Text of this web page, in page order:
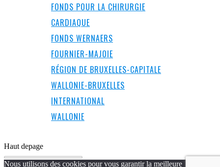
FONDS POUR LA CHIRURGIE
CARDIAQUE
FONDS WERNAERS
FOURNIER-MAJOIE
RÉGION DE BRUXELLES-CAPITALE
WALLONIE-BRUXELLES
INTERNATIONAL
WALLONIE
Haut depage
Nous utilisons des cookies pour vous garantir la meilleure